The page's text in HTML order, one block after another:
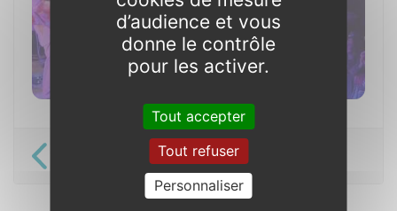
Les Mardis de Maxent-Fête
d’audience et vous
donne le contrôle
pour les activer.
Tout accepter
Tout refuser
Personnaliser